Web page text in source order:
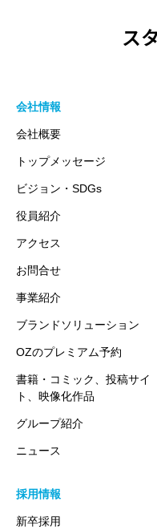
ス
会社情報
会社概要
トップメッセージ
ビジョン・SDGs
役員紹介
アクセス
お問合せ
事業紹介
ブランドソリューション
OZのプレミアム予約
書籍・コミック、投稿サイ
ト、映像化作品
グループ紹介
ニュース
採用情報
新卒採用